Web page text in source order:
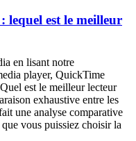
est le meilleur
en lisant notre
player, QuickTime
est le meilleur lecteur
exhaustive entre les
une analyse comparative
vous puissiez choisir la